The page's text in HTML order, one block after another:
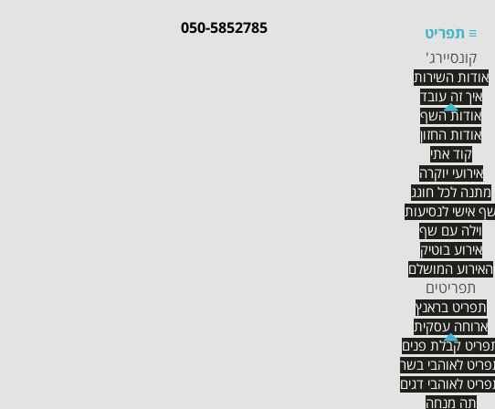
≡ תפריט
קונסיירג'
אודות השירות
איך זה עובד
אודות השף
אודות החזון
קוד אתי
אירועי יוקרה
מתנה לכל חוגג
שף אישי לנסיעות
וילה עם שף
אירוע בוטיק
האירוע המושלם
תפריטים
תפריט בראנץ
ארוחה עסקית
קבלת פנים
לאוהבי בשר
לאוהבי דגים
תה מנחה
050-5852785
מייל
שרות
המשלוחים באתר והיה פשוט מצויין. ממליצה בחום וממתינה לאירוע הקרוב כדי לשוב